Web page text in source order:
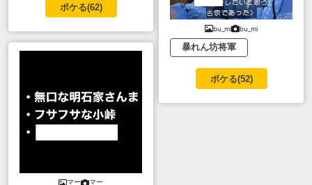
ボケる(62)
マー マー
bu_mi bu_mi
暴れん坊将軍
ボケる(52)